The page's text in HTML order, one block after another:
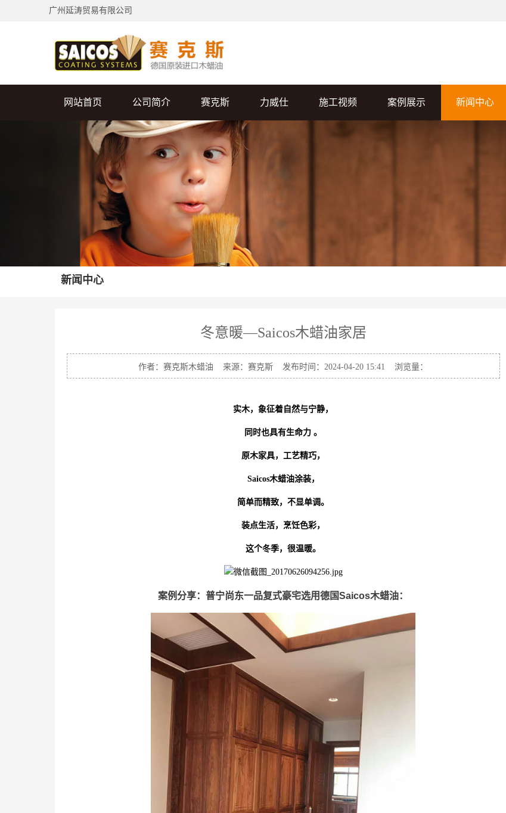
广州延涛贸易有限公司
网站首页 公司简介 赛克斯 力威仕 施工视频 案例展示 新闻中心
新闻中心
冬意暖—Saicos木蜡油家居
作者：赛克斯木蜡油 来源：赛克斯 发布时间：2024-04-20 15:41 浏览量：
实木，象征着自然与宁静，
同时也具有生命力 。
原木家具，工艺精巧，
Saicos木蜡油涂装，
简单而精致，不显单调。
装点生活，烹饪色彩，
这个冬季，很温暖。
案例分享：普宁尚东一品复式豪宅选用德国Saicos木蜡油：